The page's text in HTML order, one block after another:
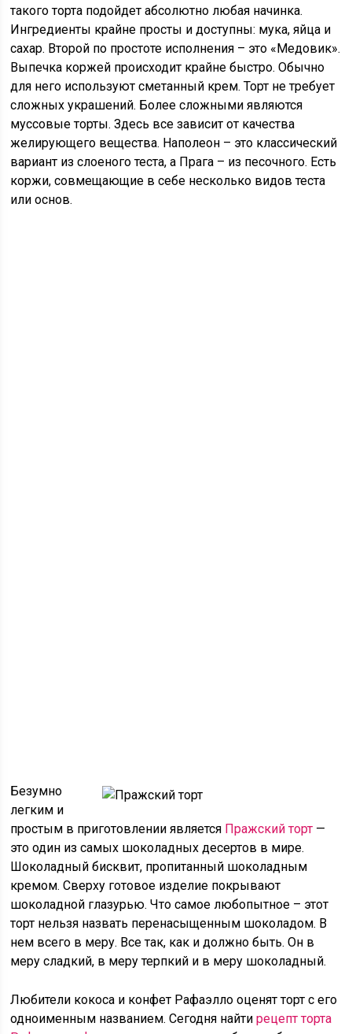
такого торта подойдет абсолютно любая начинка.
Ингредиенты крайне просты и доступны: мука, яйца и
сахар. Второй по простоте исполнения – это «Медовик».
Выпечка коржей происходит крайне быстро. Обычно
для него используют сметанный крем. Торт не требует
сложных украшений. Более сложными являются
муссовые торты. Здесь все зависит от качества
желирующего вещества. Наполеон – это классический
вариант из слоеного теста, а Прага – из песочного. Есть
коржи, совмещающие в себе несколько видов теста
или основ.
Безумно
легким и
простым в приготовлении является Пражский торт —
это один из самых шоколадных десертов в мире.
Шоколадный бисквит, пропитанный шоколадным
кремом. Сверху готовое изделие покрывают
шоколадной глазурью. Что самое любопытное – этот
торт нельзя назвать перенасыщенным шоколадом. В
нем всего в меру. Все так, как и должно быть. Он в
меру сладкий, в меру терпкий и в меру шоколадный.
Любители кокоса и конфет Рафаэлло оценят торт с его
одноименным названием. Сегодня найтирецепт торта